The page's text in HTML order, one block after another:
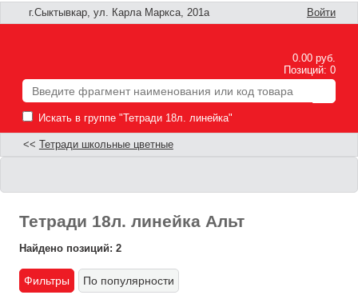
г.Сыктывкар, ул. Карла Маркса, 201а Войти
0.00 руб.
Позиций: 0
Искать в группе "Тетради 18л. линейка"
<< Тетради школьные цветные
Тетради 18л. линейка Альт
Найдено позиций: 2
Фильтры По популярности